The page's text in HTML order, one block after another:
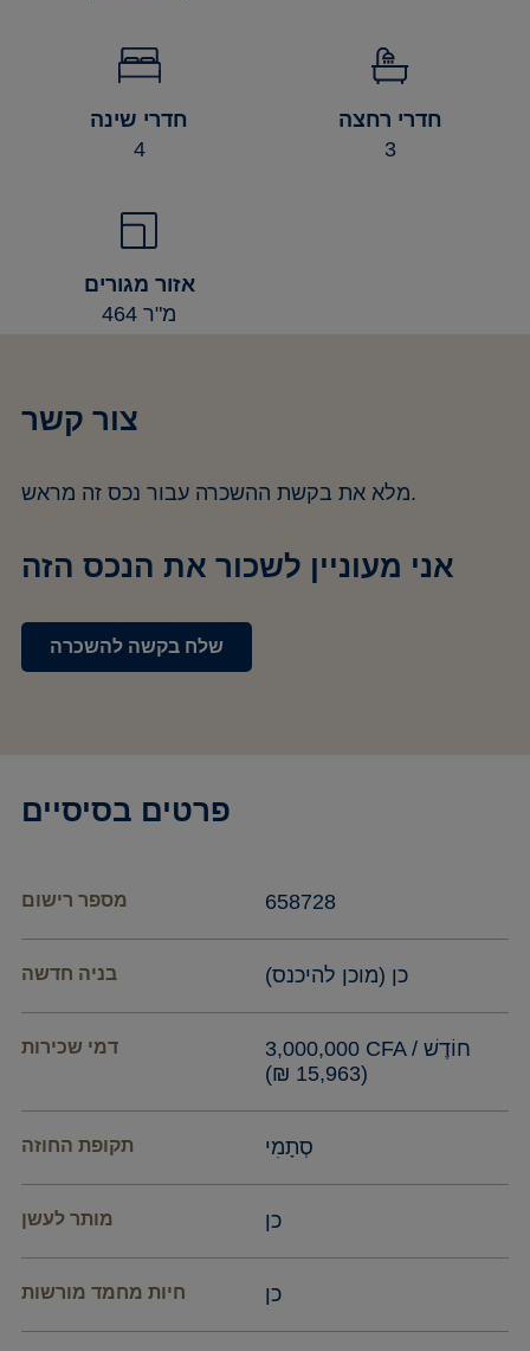
חדרי שינה
4
חדרי רחצה
3
אזור מגורים
464 מ"ר
צור קשר
מלא את בקשת ההשכרה עבור נכס זה מראש.
אני מעוניין לשכור את הנכס הזה
שלח בקשה להשכרה
פרטים בסיסיים
מספר רישום 658728
בניה חדשה כן (מוכן להיכנס)
דמי שכירות
3,000,000 CFA / חוֹדֶשׁ
(15,963 ₪)
תקופת החוזה סְתָמִי
מותר לעשן כן
חיות מחמד מורשות כן